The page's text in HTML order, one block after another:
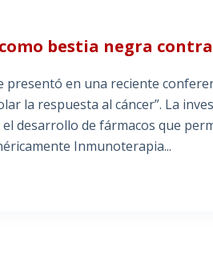
bestia negra
presentó en una reciente
la respuesta al cáncer”. La
desarrollo de fármacos que
Inmunoterapia...